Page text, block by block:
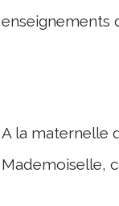
enseignements
A la maternelle
Mademoiselle,